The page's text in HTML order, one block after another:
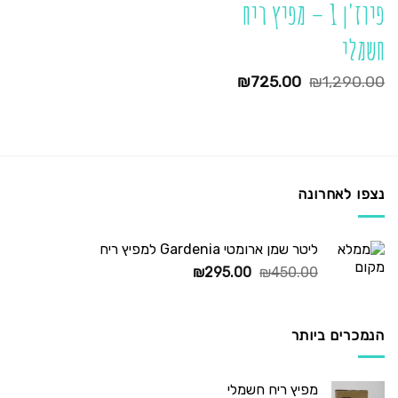
פיוז'ן 1 – מפיץ ריח
חשמלי
₪1,290.00
המחיר
₪725.00
נצפו לאחרונה
ליטר שמן ארומטי Gardenia למפיץ ריח
₪450.00
המחיר
₪295.00
המחיר
הנמכרים ביותר
מפיץ ריח חשמלי